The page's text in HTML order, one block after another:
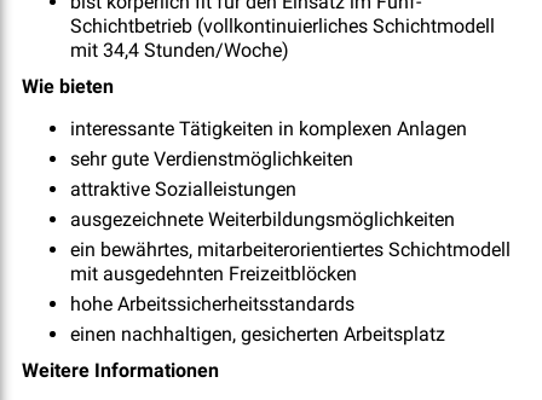
Schichtbetrieb (vollkontinuierliches Schichtmodell
mit 34,4 Stunden/Woche)
Wie bieten
interessante Tätigkeiten in komplexen Anlagen
sehr gute Verdienstmöglichkeiten
attraktive Sozialleistungen
ausgezeichnete Weiterbildungsmöglichkeiten
ein bewährtes, mitarbeiterorientiertes Schichtmodell
mit ausgedehnten Freizeitblöcken
hohe Arbeitssicherheitsstandards
einen nachhaltigen, gesicherten Arbeitsplatz
Weitere Informationen